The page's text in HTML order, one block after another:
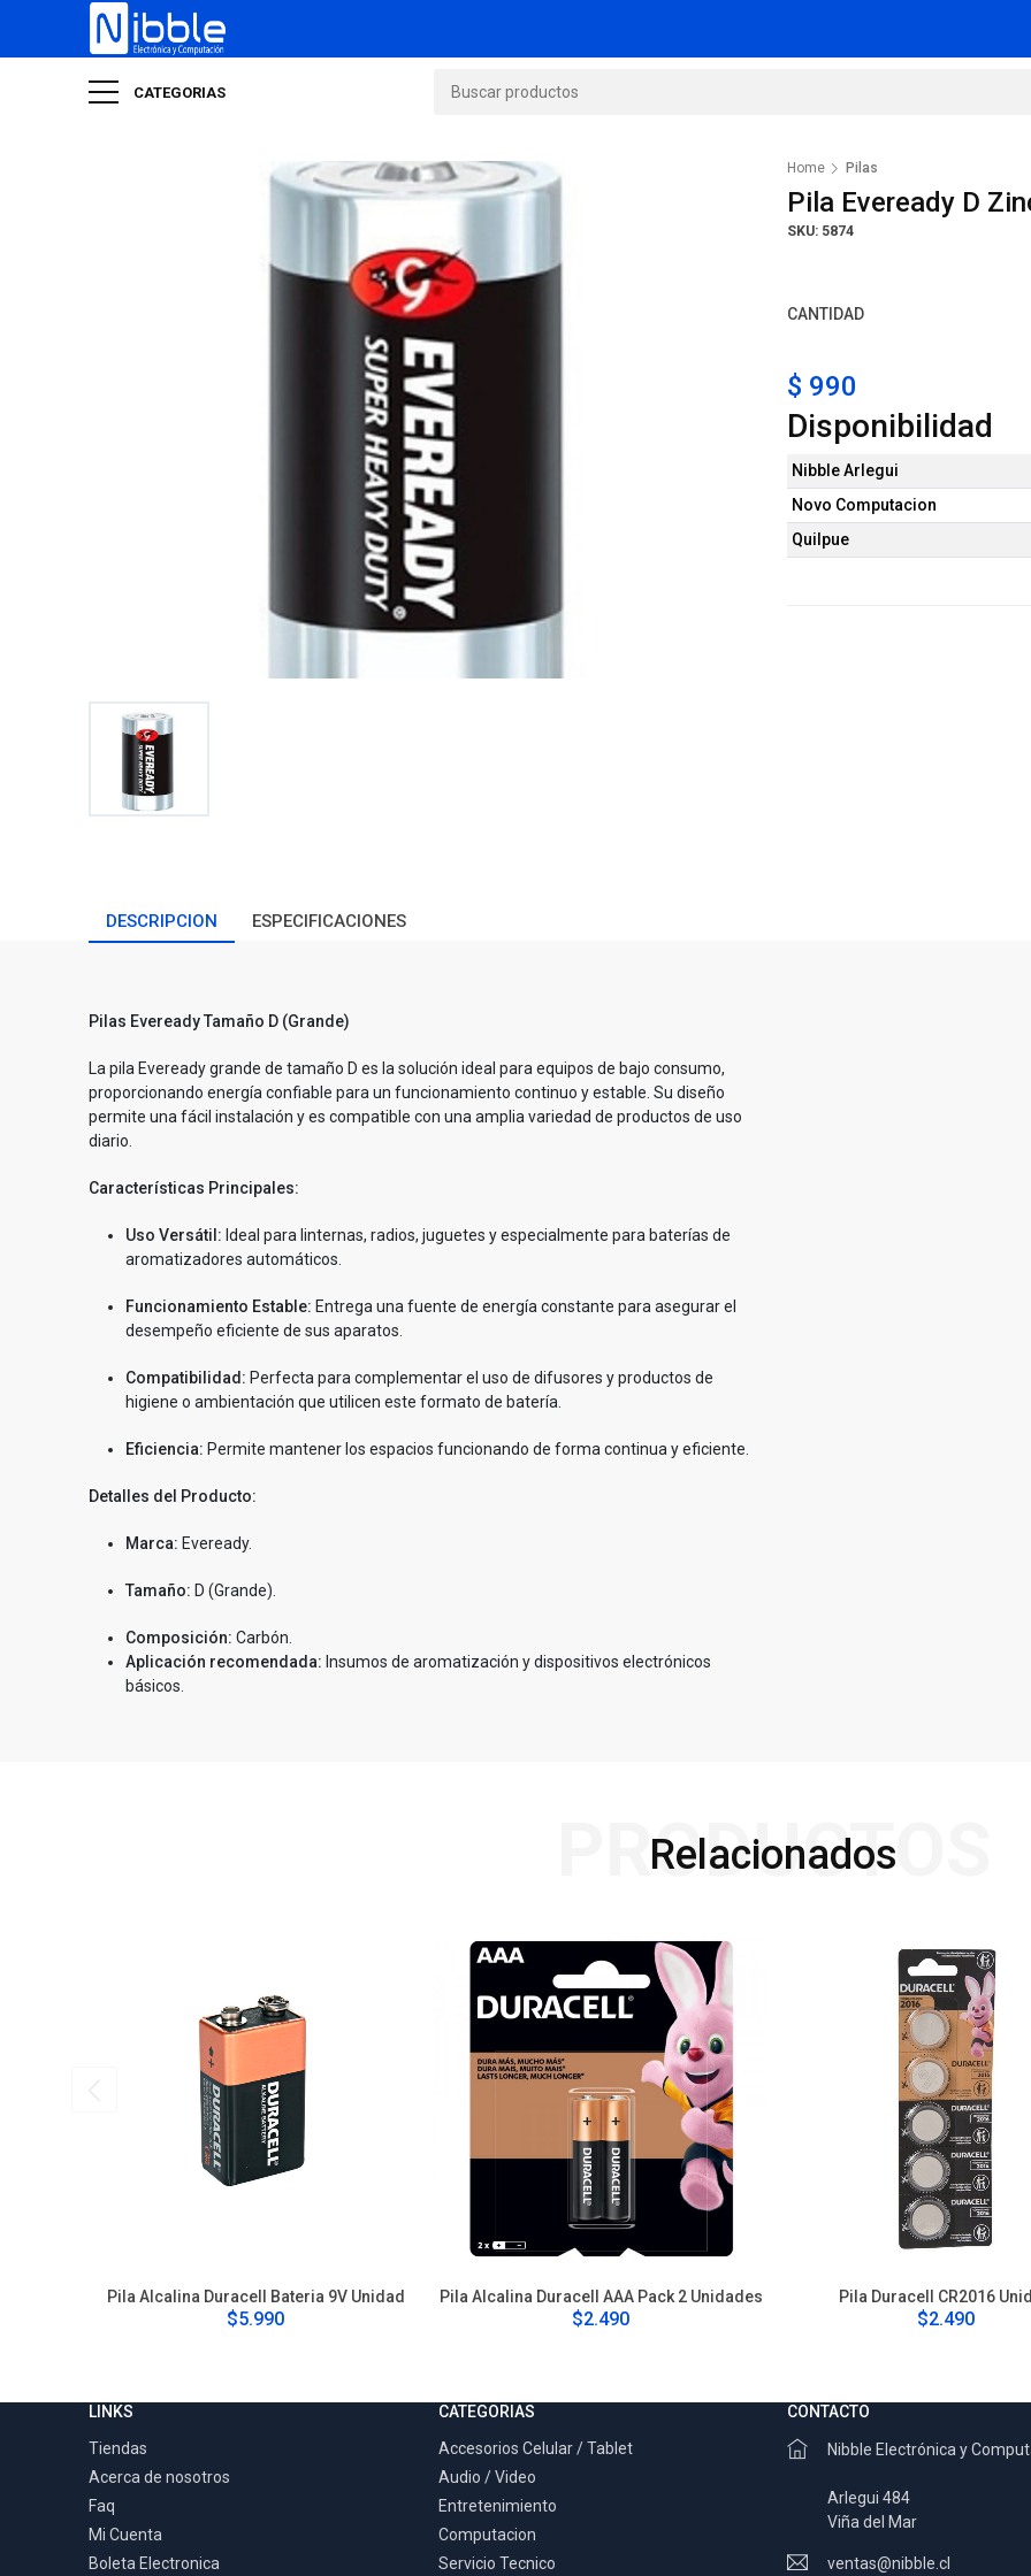
CATEGORIAS
Home Pilas
Pila Eveready D
SKU: 5874
CANTIDAD
$ 990
Disponibilidad
Nibble Arlegui
Novo Computacion
Quilpue
DESCRIPCION ESPECIFICACIONES
Pilas Eveready Tamaño D (Grande)
La pila Eveready grande de tamaño D es la solución ideal para equipos de bajo consumo,
proporcionando energía confiable para un funcionamiento continuo y estable. Su diseño
permite una fácil instalación y es compatible con una amplia variedad de productos de uso
diario.
Características Principales:
Uso Versátil: Ideal para linternas, radios, juguetes y especialmente para baterías de
aromatizadores automáticos.
Funcionamiento Estable: Entrega una fuente de energía constante para asegurar el
desempeño eficiente de sus aparatos.
Compatibilidad: Perfecta para complementar el uso de difusores y productos de
higiene o ambientación que utilicen este formato de batería.
Eficiencia: Permite mantener los espacios funcionando de forma continua y eficiente.
Detalles del Producto:
Marca: Eveready.
Tamaño: D (Grande).
Composición: Carbón.
Aplicación recomendada: Insumos de aromatización y dispositivos electrónicos
básicos.
Relacionados
PRODUCTOS
Pila Alcalina Duracell Bateria 9V Unidad
$5.990
Pila Alcalina Duracell AAA Pack 2 Unidades
$2.490
Pila Duracell CR2016
$2.490
LINKS
Tiendas
Acerca de nosotros
Faq
Mi Cuenta
Boleta Electronica
CATEGORIAS
Accesorios Celular / Tablet
Audio / Video
Entretenimiento
Computacion
Servicio Tecnico
CONTACTO
Nibble Electrónica y
Arlegui 484
Viña del Mar
ventas@nibble.cl